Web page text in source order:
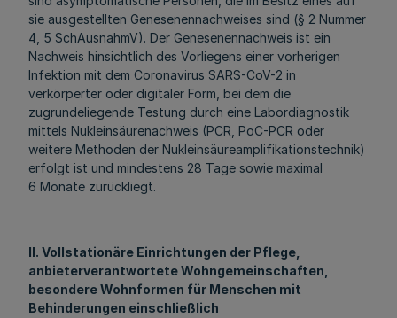
sie ausgestellten Genesenennachweises sind (§ 2 Nummer
4, 5 SchAusnahmV). Der Genesenennachweis ist ein
Nachweis hinsichtlich des Vorliegens einer vorherigen
Infektion mit dem Coronavirus SARS-CoV-2 in
verkörperter oder digitaler Form, bei dem die
zugrundeliegende Testung durch eine Labordiagnostik
mittels Nukleinsäurenachweis (PCR, PoC-PCR oder
weitere Methoden der Nukleinsäureamplifikationstechnik)
erfolgt ist und mindestens 28 Tage sowie maximal
6 Monate zurückliegt.
II. Vollstationäre Einrichtungen der Pflege,
anbieterverantwortete Wohngemeinschaften,
besondere Wohnformen für Menschen mit
Behinderungen einschließlich